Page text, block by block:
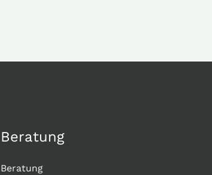
Beratung
Beratung